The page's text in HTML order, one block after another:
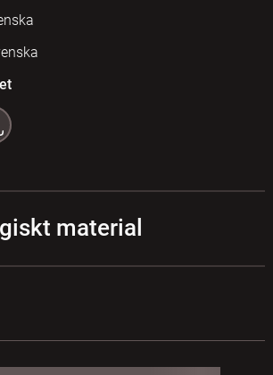
material